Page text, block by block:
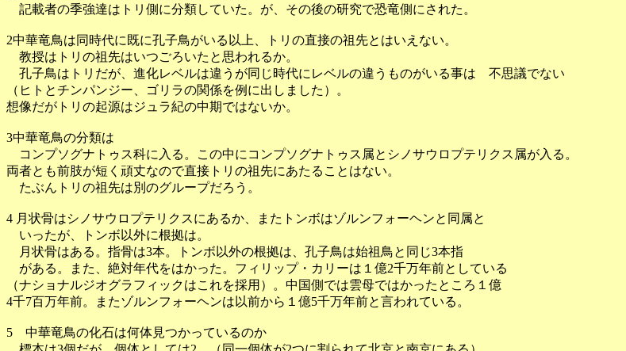
記載者の季強達はトリ側に分類していた。が、その後の研究で恐竜側にされた。
2中華竜鳥は同時代に既に孔子鳥がいる以上、トリの直接の祖先とはいえない。
教授はトリの祖先はいつごろいたと思われるか。
孔子鳥はトリだが、進化レベルは違うが同じ時代にレベルの違うものがいる事は 不思議でない
（ヒトとチンパンジー、ゴリラの関係を例に出しました）。
想像だがトリの起源はジュラ紀の中期ではないか。
3中華竜鳥の分類は
コンプソグナトゥス科に入る。この中にコンプソグナトゥス属とシノサウロプテリクス属が入る。
両者とも前肢が短く頑丈なので直接トリの祖先にあたることはない。
たぶんトリの祖先は別のグループだろう。
4 月状骨はシノサウロプテリクスにあるか、またトンボはゾルンフォーヘンと同属と
いったが、トンボ以外に根拠は。
月状骨はある。指骨は3本。トンボ以外の根拠は、孔子鳥は始祖鳥と同じ3本指
がある。また、絶対年代をはかった。フィリップ・カリーは１億2千万年前としている
（ナショナルジオグラフィックはこれを採用）。中国側では雲母ではかったところ１億
4千7百万年前。またゾルンフォーヘンは以前から１億5千万年前と言われている。
5 中華竜鳥の化石は何体見つかっているのか